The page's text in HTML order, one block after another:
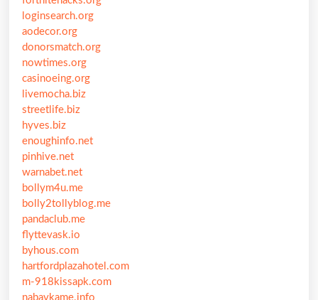
loginsearch.org
aodecor.org
donorsmatch.org
nowtimes.org
casinoeing.org
livemocha.biz
streetlife.biz
hyves.biz
enoughinfo.net
pinhive.net
warnabet.net
bollym4u.me
bolly2tollyblog.me
pandaclub.me
flyttevask.io
byhous.com
hartfordplazahotel.com
m-918kissapk.com
nabavkame.info